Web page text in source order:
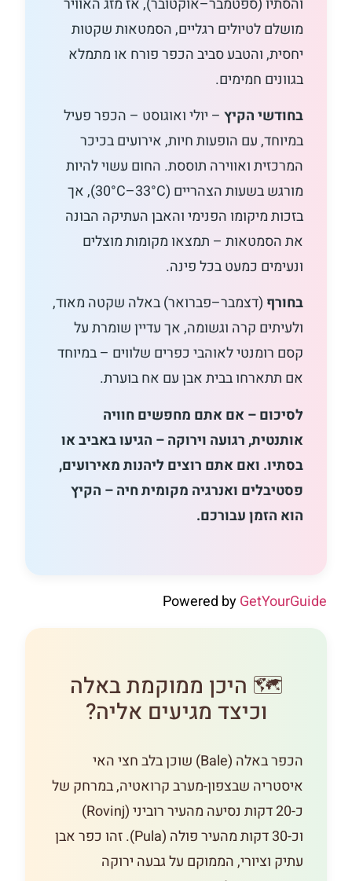
מושלם לטיולים רגליים, הסמטאות שקטות
יחסית, והטבע סביב הכפר פורח או מתמלא
בגוונים חמימים.
בחודשי הקיץ – יולי ואוגוסט – הכפר פעיל
במיוחד, עם הופעות חיות, אירועים בכיכר
המרכזית ואווירה תוססת. החום עשוי להיות
מורגש בשעות הצהריים (30°C–33°C), אך
בזכות מיקומו הפנימי והאבן העתיקה הבונה
את הסמטאות – תמצאו מקומות מוצלים
ונעימים כמעט בכל פינה.
בחורף (דצמבר–פברואר) באלה שקטה מאוד,
ולעיתים קרה וגשומה, אך עדיין שומרת על
קסם רומנטי לאוהבי כפרים שלווים – במיוחד
אם תתארחו בבית אבן עם אח בוערת.
לסיכום – אם אתם מחפשים חוויה
אותנטית, רגועה וירוקה – הגיעו באביב או
בסתיו. ואם אתם רוצים ליהנות מאירועים,
פסטיבלים ואנרגיה מקומית חיה – הקיץ
הוא הזמן עבורכם.
Powered byGetYourGuide
🗺️ היכן ממוקמת באלה
וכיצד מגיעים אליה?
הכפר באלה (Bale) שוכן בלב חצי האי
איסטריה שבצפון-מערב קרואטיה, במרחק של
כ-20 דקות נסיעה מהעיר רוביני (Rovinj)
וכ-30 דקות מהעיר פולה (Pula). זהו כפר אבן
עתיק וציורי, הממוקם על גבעה ירוקה